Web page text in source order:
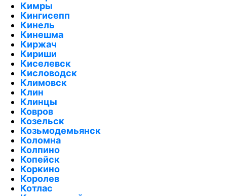
Кимры
Кингисепп
Кинель
Кинешма
Киржач
Кириши
Киселевск
Кисловодск
Климовск
Клин
Клинцы
Ковров
Козельск
Козьмодемьянск
Коломна
Колпино
Копейск
Коркино
Королев
Котлас